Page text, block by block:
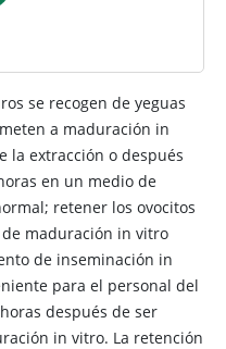
se recogen de yeguas
a maduración in
la extracción o después
en un medio de
retener los ovocitos
maduración in vitro
de inseminación in
para el personal del
después de ser
in vitro. La retención